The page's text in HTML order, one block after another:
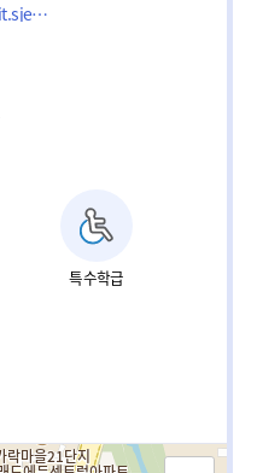
https://onbit.sjedukg.kr
특수학급